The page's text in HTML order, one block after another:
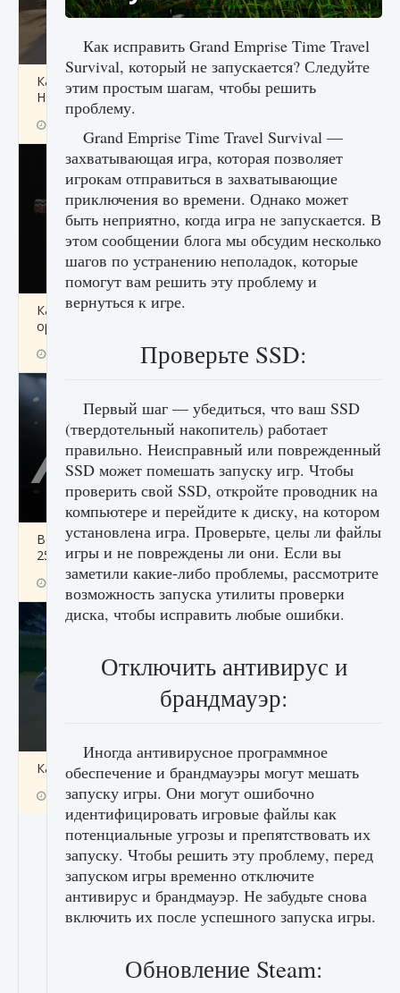
Как исправить неработающие награды For
Honor
Как разблокировать чертеж счастливого
оружия в MW3 и Warzone
1 151 0 0
Все новые функции Ultimate Team в EA FC
25
9 августа 2024 1 297 0 0
Как включить чат в Fortnite
9 августа 2024 1 335 0 0
Как исправить Grand Emprise Time Travel
Survival, который не запускается? Следуйте
этим простым шагам, чтобы решить
проблему.
Grand Emprise Time Travel Survival —
захватывающая игра, которая позволяет
игрокам отправиться в захватывающие
приключения во времени. Однако может
быть неприятно, когда игра не запускается. В
этом сообщении блога мы обсудим несколько
шагов по устранению неполадок, которые
помогут вам решить эту проблему и
вернуться к игре.
Проверьте SSD:
Первый шаг — убедиться, что ваш SSD
(твердотельный накопитель) работает
правильно. Неисправный или поврежденный
SSD может помешать запуску игр. Чтобы
проверить свой SSD, откройте проводник на
компьютере и перейдите к диску, на котором
установлена ​​игра. Проверьте, целы ли файлы
игры и не повреждены ли они. Если вы
заметили какие-либо проблемы, рассмотрите
возможность запуска утилиты проверки
диска, чтобы исправить любые ошибки.
Отключить антивирус и
брандмауэр:
Иногда антивирусное программное
обеспечение и брандмауэры могут мешать
запуску игры. Они могут ошибочно
идентифицировать игровые файлы как
потенциальные угрозы и препятствовать их
запуску. Чтобы решить эту проблему, перед
запуском игры временно отключите
антивирус и брандмауэр. Не забудьте снова
включить их после успешного запуска игры.
Обновление Steam: